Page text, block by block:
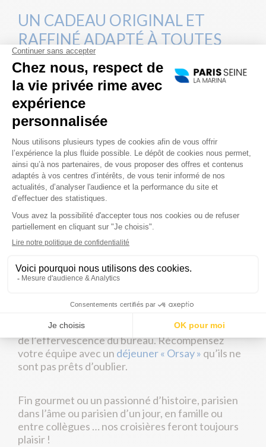
UN CADEAU ORIGINAL ET
RAFFINÉ ADAPTÉ À TOUTES
LES OCCASIONS
Bien plus qu’un simple repas, les déjeuners et
dîners croisières de la Marina de Paris sont un
moment d’art de vivre à la Française. Chaque
saison notre chef élabore un
gourmetavec des produits choisis
méticuleusement. Tous ces mets sont servis dans
un cadre idyllique et hors du commun, un bateau
panoramique en croisière sur la Seine.
Faites plaisir à un couple en leur offrant une
soirée en tête à tête dans la Ville Lumière avec
notrecroisière « Romantique »
Proposez à un futur client de découvrir Paris, ses
monuments et sa gastronomie lors d’un
Emmenez vos collègues pour une parenthèse loin
de l’effervescence du bureau. Récompensez
votre équipe avec un déjeuner « Orsay » qu’ils ne
sont pas prêts d’oublier.
Fin gourmet ou un passionné d’histoire, parisien
dans l’âme ou parisien d’un jour, en famille ou
entre collègues … nos croisières feront toujours
plaisir !